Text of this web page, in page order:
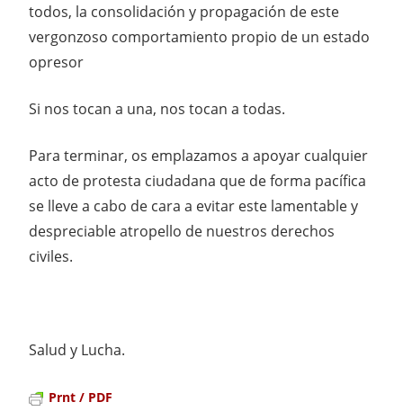
todos, la consolidación y propagación de este
vergonzoso comportamiento propio de un estado
opresor
Si nos tocan a una, nos tocan a todas.
Para terminar, os emplazamos a apoyar cualquier
acto de protesta ciudadana que de forma pacífica
se lleve a cabo de cara a evitar este lamentable y
despreciable atropello de nuestros derechos
civiles.
Salud y Lucha.
Prnt / PDF